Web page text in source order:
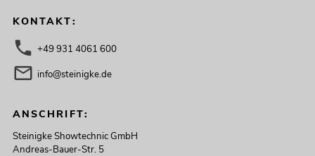
KONTAKT:
+49 931 4061 600
info@steinigke.de
ANSCHRIFT:
Steinigke Showtechnic GmbH
Andreas-Bauer-Str. 5